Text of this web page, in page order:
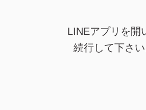
LINEアプリを開
続行して下さい